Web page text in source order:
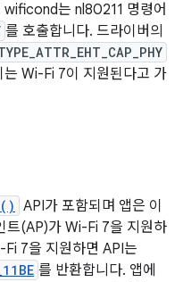
는 nl80211 명령어
를 호출합니다. 드라이버의
Wi-Fi 7이 지원된다고 가
API가 포함되며 앱은 이
트(AP)가 Wi-Fi 7을 지원하
7을 지원하면 API는
를 반환합니다. 앱에